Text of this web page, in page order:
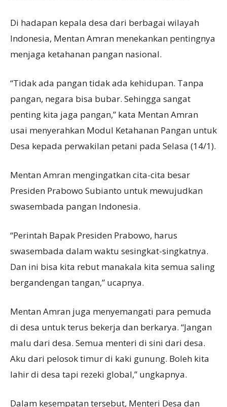
Di hadapan kepala desa dari berbagai wilayah
Indonesia, Mentan Amran menekankan pentingnya
menjaga ketahanan pangan nasional.
“Tidak ada pangan tidak ada kehidupan. Tanpa
pangan, negara bisa bubar. Sehingga sangat
penting kita jaga pangan,” kata Mentan Amran
usai menyerahkan Modul Ketahanan Pangan untuk
Desa kepada perwakilan petani pada Selasa (14/1).
Mentan Amran mengingatkan cita-cita besar
Presiden Prabowo Subianto untuk mewujudkan
swasembada pangan Indonesia.
“Perintah Bapak Presiden Prabowo, harus
swasembada dalam waktu sesingkat-singkatnya.
Dan ini bisa kita rebut manakala kita semua saling
bergandengan tangan,” ucapnya.
Mentan Amran juga menyemangati para pemuda
di desa untuk terus bekerja dan berkarya. “Jangan
malu dari desa. Semua menteri di sini dari desa.
Aku dari pelosok timur di kaki gunung. Boleh kita
lahir di desa tapi rezeki global,” ungkapnya.
Dalam kesempatan tersebut, Menteri Desa dan